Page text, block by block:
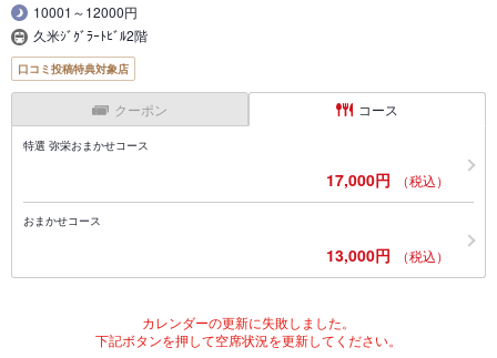
10001～12000円
久米ｼﾞｸﾞﾗｰﾄﾋﾞﾙ2階
口コミ投稿特典対象店
クーポン コース
特選 弥栄おまかせコース
17,000円 （税込）
おまかせコース
13,000円 （税込）
カレンダーの更新に失敗しました。
下記ボタンを押して空席状況を更新してください。